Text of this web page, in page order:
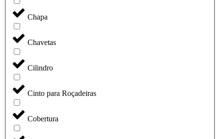
Chapa
Chavetas
Cilindro
Cinto para Roçadeiras
Cobertura